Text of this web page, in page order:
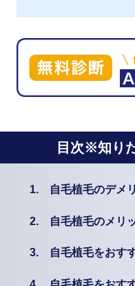
目次※知り
1. 自毛植毛のデメ
2. 自毛植毛のメリ
3. 自毛植毛をおす